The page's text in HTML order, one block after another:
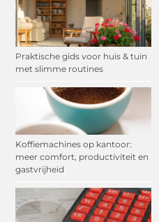
Praktische gids voor huis & tuin
met slimme routines
Koffiemachines op kantoor:
meer comfort, productiviteit en
gastvrijheid